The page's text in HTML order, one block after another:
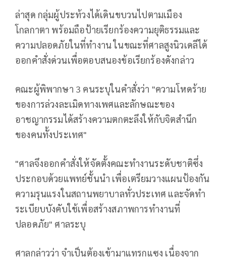
ล่าสุด กลุ่มผู้ประท้วงได้เดินขบวนไปตามเมือง
โกลกาตา พร้อมถือป้ายเรียกร้องความยุติธรรมและ
ความปลอดภัยในที่ทำงาน ในขณะที่ศาลสูงนิวเดลีได้
ออกคำสั่งด่วนเพื่อตอบสนองข้อเรียกร้องดังกล่าว
คณะผู้พิพากษา 3 คนระบุในคำสั่งว่า "ความโหดร้าย
ของการล่วงละเมิดทางเพศและลักษณะของ
อาชญากรรมได้สร้างความตกตะลึงให้กับจิตสำนึก
ของคนทั้งประเทศ"
"ศาลจึงออกคำสั่งให้จัดตั้งคณะทำงานระดับชาติซึ่ง
ประกอบด้วยแพทย์ชั้นนำ เพื่อเตรียมวางแผนป้องกัน
ความรุนแรงในสถานพยาบาลทั่วประเทศ และจัดทำ
ระเบียบบังคับใช้เพื่อสร้างสภาพการทำงานที่
ปลอดภัย" ศาลระบุ
ศาลกล่าวว่า จำเป็นต้องเข้ามาแทรกแซง เนื่องจาก